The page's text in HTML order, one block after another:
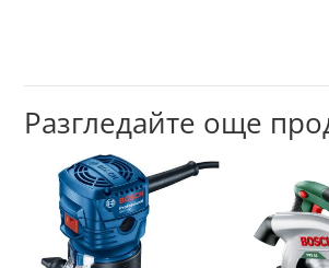
Разгледайте още